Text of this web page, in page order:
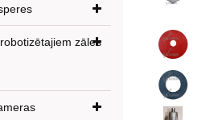
zāles